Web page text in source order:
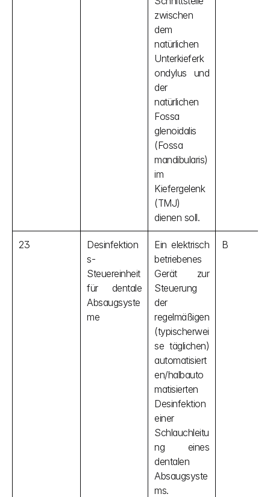
zwischen
dem
natürlichen
Unterkieferk
ondylus und
der
natürlichen
Fossa
glenoidalis
(Fossa
mandibularis)
im
Kiefergelenk
(TMJ)
dienen soll.
23
Desinfektion
s-
Steuereinheit
für dentale
Absaugsyste
me
Ein elektrisch
betriebenes
Gerät zur
Steuerung
der
regelmäßigen
(typischerwei
se täglichen)
automatisiert
en/halbauto
matisierten
Desinfektion
einer
Schlauchleitu
ng eines
dentalen
Absaugsyste
ms.
B